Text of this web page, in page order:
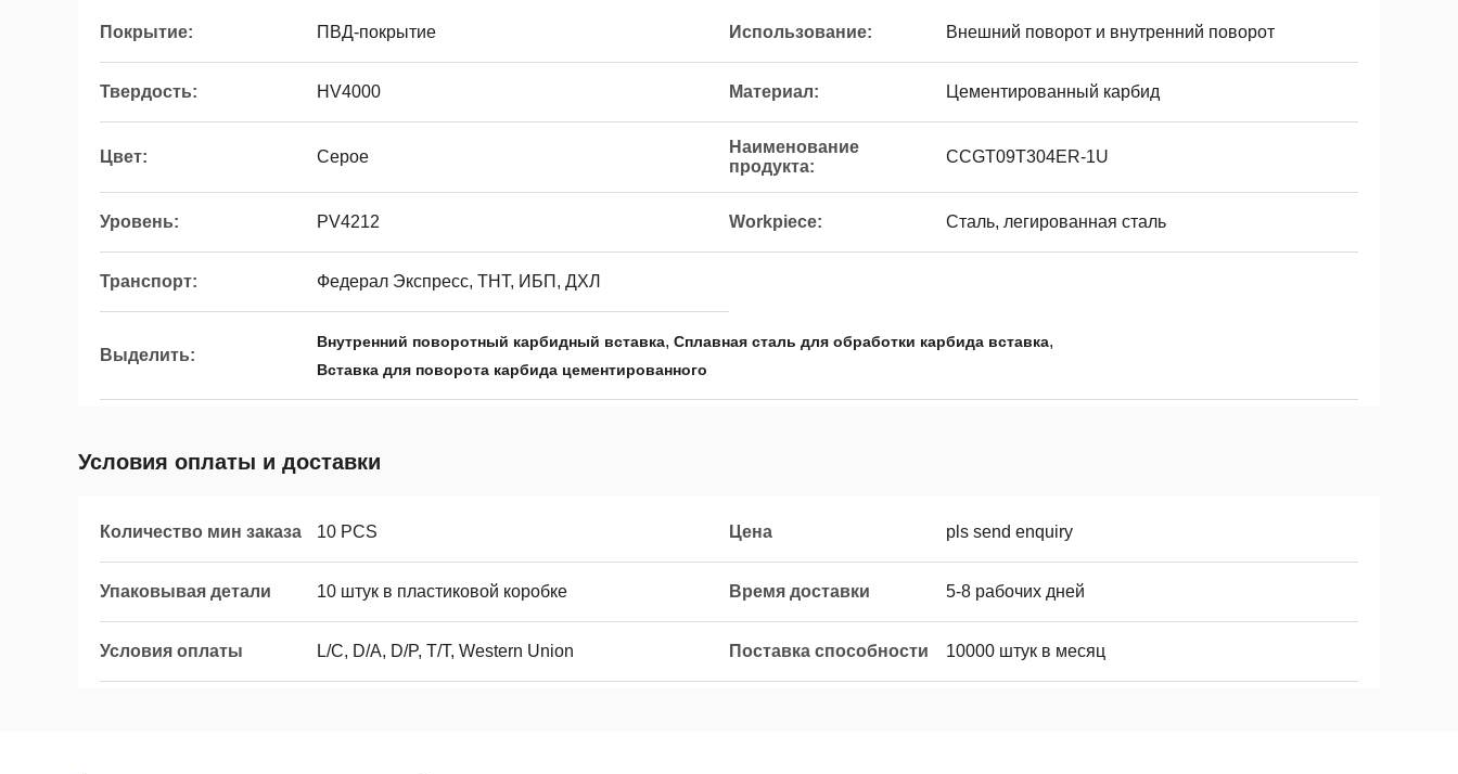
Покрытие: ПВД-покрытие Использование: Внешний поворот и внутренний поворот
Твердость: HV4000 Материал: Цементированный карбид
Цвет: Серое
Наименование
продукта:
CCGT09T304ER-1U
Уровень: PV4212 Workpiece: Сталь, легированная сталь
Транспорт: Федерал Экспресс, ТНТ, ИБП, ДХЛ
Выделить:
Внутренний поворотный карбидный вставка, Сплавная сталь для обработки карбида вставка,
Вставка для поворота карбида цементированного
Условия оплаты и доставки
Количество мин заказа 10 PCS Цена pls send enquiry
Упаковывая детали 10 штук в пластиковой коробке Время доставки 5-8 рабочих дней
Условия оплаты L/C, D/A, D/P, T/T, Western Union Поставка способности 10000 штук в месяц